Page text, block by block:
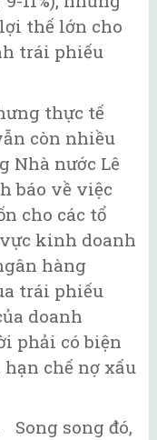
thế lớn cho
trái phiếu
thực tế
còn nhiều
Nhà nước Lê
báo về việc
cho các tổ
kinh doanh
hàng
trái phiếu
doanh
phải có biện
chế nợ xấu
Song song đó,